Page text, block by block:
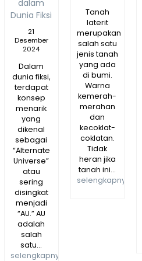
Buku Latih
Algoritma
dan
Pemrograman
Filsafat Ilmu
Sosial
Panduan
Praktikum
dalam
Dunia Fiksi
21
Desember
2024
Dalam
dunia fiksi,
terdapat
konsep
menarik
yang
dikenal
sebagai
“Alternate
Universe”
atau
sering
disingkat
menjadi
“AU.” AU
adalah
salah
satu...
selengkapnya
Tanah
laterit
merupakan
salah satu
jenis tanah
yang ada
di bumi.
Warna
kemerah-
merahan
dan
kecoklat-
coklatan.
Tidak
heran jika
tanah ini...
selengkapnya